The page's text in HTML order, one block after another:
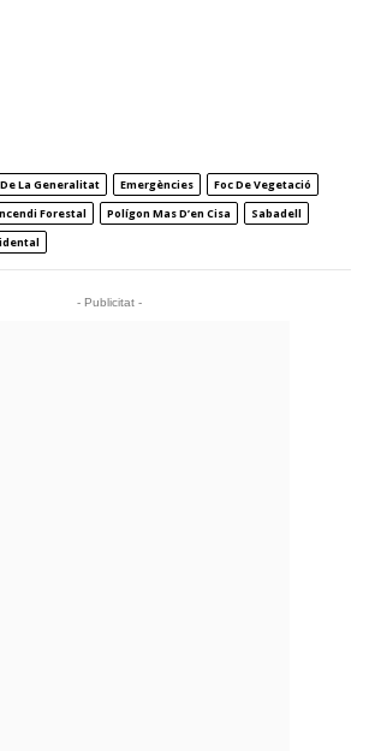
La Generalitat Emergències
Foc De Vegetació
Forestal Polígon Mas D’en Cisa
Sabadell
- Publicitat -